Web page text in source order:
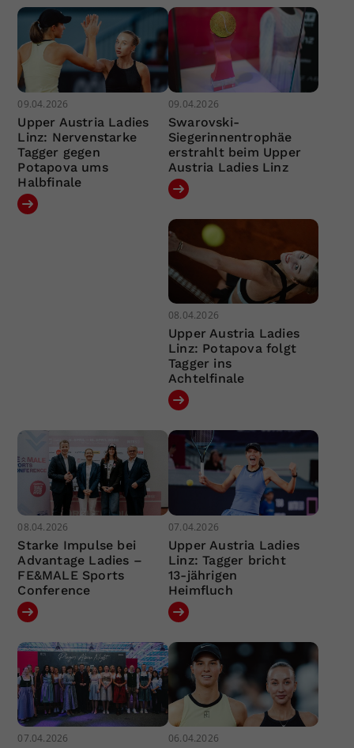
09.04.2026
Upper Austria Ladies
Linz: Nervenstarke
Tagger gegen
Potapova ums
Halbfinale
09.04.2026
Swarovski-
Siegerinnentrophäe
erstrahlt beim Upper
Austria Ladies Linz
08.04.2026
Upper Austria Ladies
Linz: Potapova folgt
Tagger ins
Achtelfinale
08.04.2026
Starke Impulse bei
Advantage Ladies –
FE&MALE Sports
Conference
07.04.2026
Upper Austria Ladies
Linz: Tagger bricht
13-jährigen
Heimfluch
07.04.2026 06.04.2026